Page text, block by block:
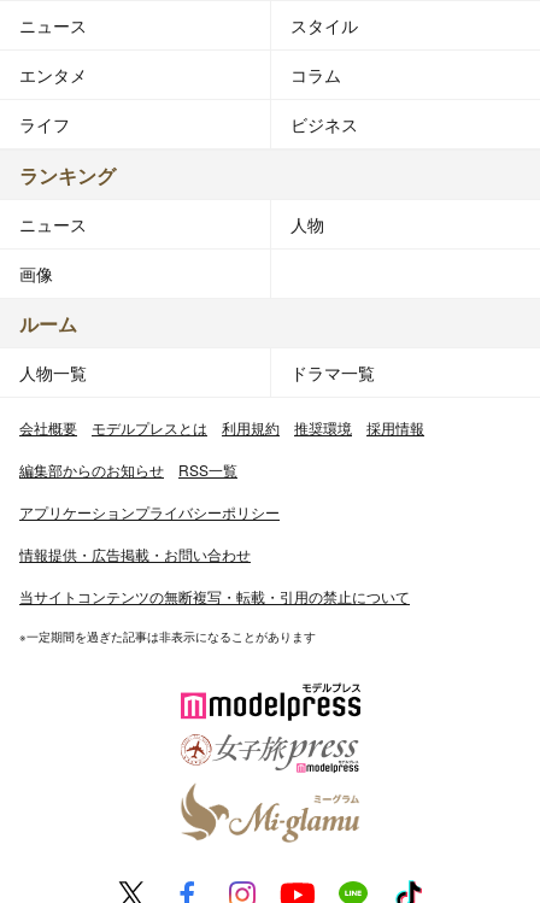
ニュース スタイル
エンタメ コラム
ライフ ビジネス
ランキング
ニュース 人物
画像
ルーム
人物一覧 ドラマ一覧
会社概要 モデルプレスとは 利用規約 推奨環境 採用情報
編集部からのお知らせ RSS一覧
アプリケーションプライバシーポリシー
情報提供・広告掲載・お問い合わせ
当サイトコンテンツの無断複写・転載・引用の禁止について
※一定期間を過ぎた記事は非表示になることがあります